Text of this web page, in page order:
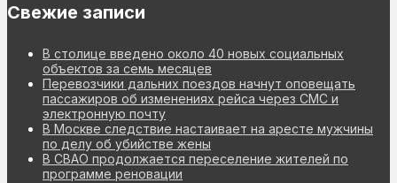
Свежие записи
В столице введено около 40 новых социальных
объектов за семь месяцев
Перевозчики дальних поездов начнут оповещать
пассажиров об изменениях рейса через СМС и
электронную почту
В Москве следствие настаивает на аресте мужчины
по делу об убийстве жены
В СВАО продолжается переселение жителей по
программе реновации